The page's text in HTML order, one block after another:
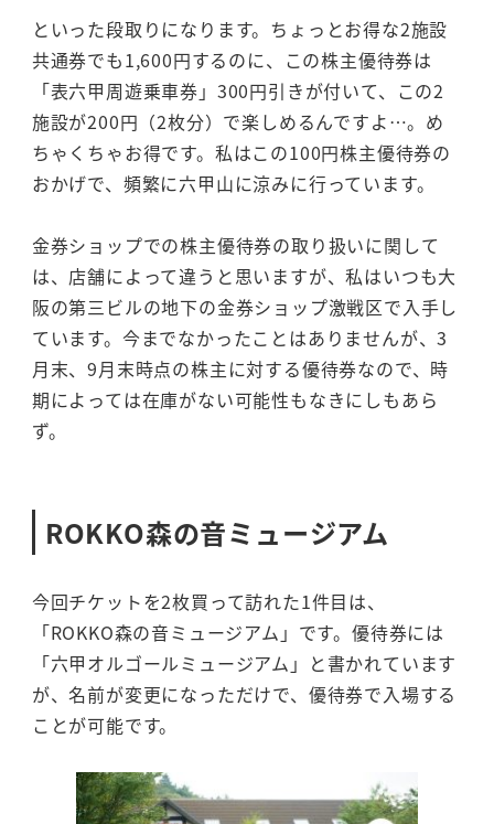
といった段取りになります。ちょっとお得な2施設
共通券でも1,600円するのに、この株主優待券は
「表六甲周遊乗車券」300円引きが付いて、この2
施設が200円（2枚分）で楽しめるんですよ…。め
ちゃくちゃお得です。私はこの100円株主優待券の
おかげで、頻繁に六甲山に涼みに行っています。
金券ショップでの株主優待券の取り扱いに関して
は、店舗によって違うと思いますが、私はいつも大
阪の第三ビルの地下の金券ショップ激戦区で入手し
ています。今までなかったことはありませんが、3
月末、9月末時点の株主に対する優待券なので、時
期によっては在庫がない可能性もなきにしもあら
ず。
ROKKO森の音ミュージアム
今回チケットを2枚買って訪れた1件目は、
「ROKKO森の音ミュージアム」です。優待券には
「六甲オルゴールミュージアム」と書かれています
が、名前が変更になっただけで、優待券で入場する
ことが可能です。